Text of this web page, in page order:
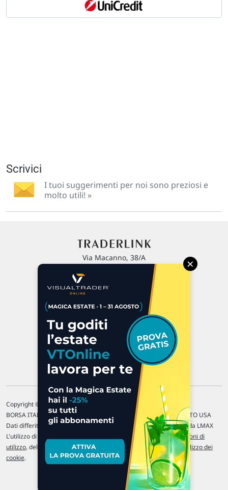
Scrivici
I tuoi suggerimenti per noi sono preziosi e
molto utili! »
Via Macanno, 38/A
P.IVA 02 452 460 401
Chi siamo
Commenti e segnalazioni
Contattaci
Copyright © 1996-2026 Traderlink Italia s.r.l.
BORSA ITALIANA Quotazioni di borsa differite di 15 min. / MERCATO USA
Dati differiti di 15 min. (fonte Intrinio) / FOREX Quotazioni fornite da LMAX
L'utilizzo di questo sito implica l'accettazione delle nostre Condizioni di
utilizzo, del Disclaimer MAR, delle Politiche sulla privacye dell' Utilizzo dei
cookie.
×